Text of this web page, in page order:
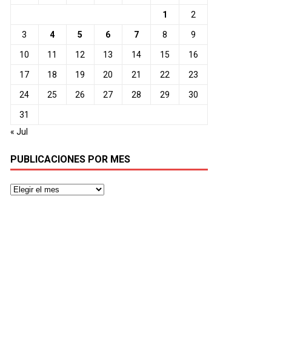
1 2
3 4 5 6 7 8 9
10 11 12 13 14 15 16
17 18 19 20 21 22 23
24 25 26 27 28 29 30
31
« Jul
PUBLICACIONES POR MES